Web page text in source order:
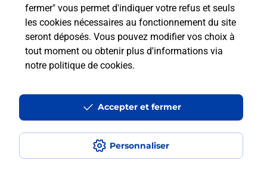
fermer" vous permet d'indiquer votre refus et seuls
les cookies nécessaires au fonctionnement du site
seront déposés. Vous pouvez modifier vos choix à
tout moment ou obtenir plus d'informations via
notre politique de cookies.
Personnaliser
Accepter et fermer
Localiser Liste Morbihan LANESTER
Accessibilité : partiellement conforme
Conditions contractuelles
Mentions légales